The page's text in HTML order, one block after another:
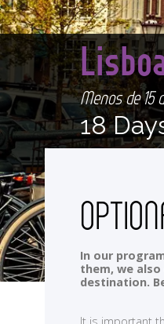
Menos de 15
18
In our
them, we
destination.